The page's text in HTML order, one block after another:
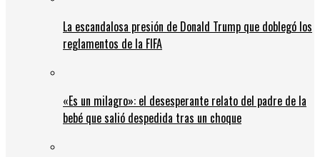
La escandalosa presión de Donald Trump que doblegó los
reglamentos de la FIFA
«Es un milagro»: el desesperante relato del padre de la
bebé que salió despedida tras un choque